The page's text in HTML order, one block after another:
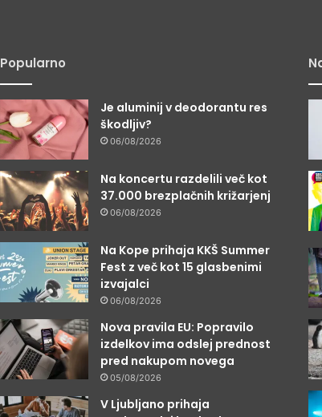
Popularno
Je aluminij v deodorantu res
škodljiv?
06/08/2026
Na koncertu razdelili več kot
37.000 brezplačnih križarjenj
06/08/2026
Na Kope prihaja KKŠ Summer
Fest z več kot 15 glasbenimi
izvajalci
06/08/2026
Nova pravila EU: Popravilo
izdelkov ima odslej prednost
pred nakupom novega
05/08/2026
V Ljubljano prihaja